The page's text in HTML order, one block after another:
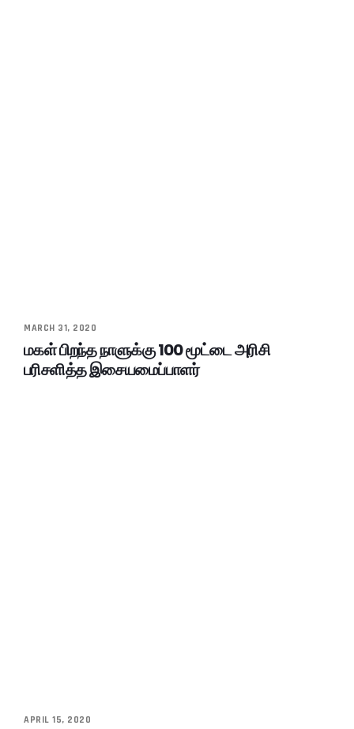
MARCH 31, 2020
மகள் பிறந்த நாளுக்கு 100 மூட்டை அரிசி
பரிசளித்த இசையமைப்பாளர்
APRIL 15, 2020